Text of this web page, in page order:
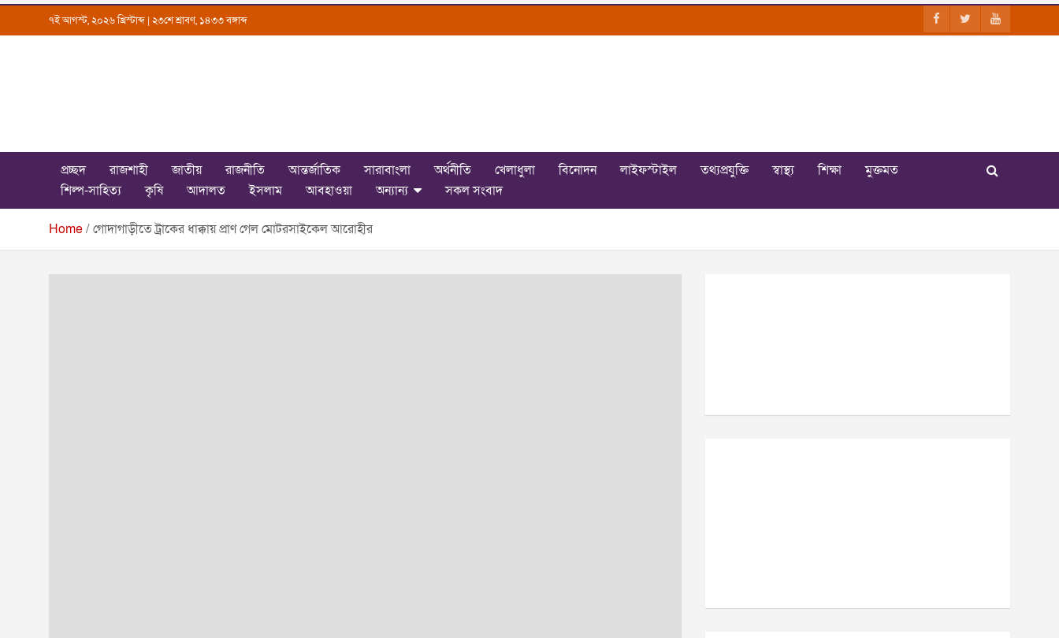
৭ই আগস্ট, ২০২৬ খ্রিস্টাব্দ | ২৩শে শ্রাবণ, ১৪৩৩ বঙ্গাব্দ
Uttarkantho
প্রচ্ছদ রাজশাহী জাতীয় রাজনীতি আন্তর্জাতিক সারাবাংলা অর্থনীতি খেলাধুলা বিনোদন লাইফস্টাইল তথ্যপ্রযুক্তি স্বাস্থ্য শিক্ষা
মুক্তমত
শিল্প-সাহিত্য
কৃষি আদালত ইসলাম আবহাওয়া অন্যান্য সকল সংবাদ
Home গোদাগাড়ীতে ট্রাকের ধাক্কায় প্রাণ গেল মোটরসাইকেল আরোহীর